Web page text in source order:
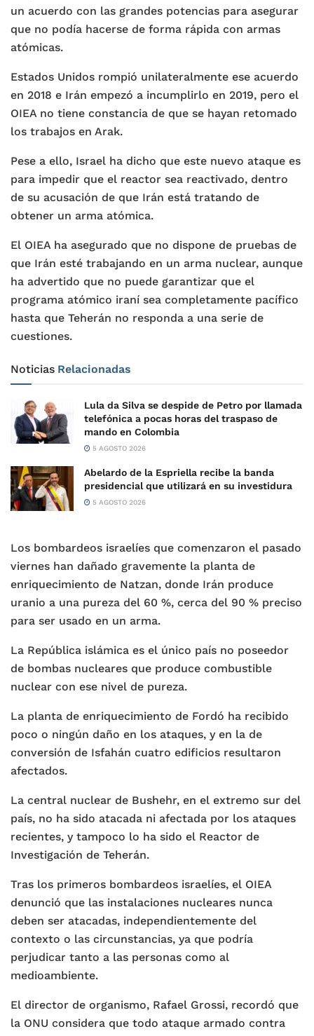
un acuerdo con las grandes potencias para asegurar
que no podía hacerse de forma rápida con armas
atómicas.
Estados Unidos rompió unilateralmente ese acuerdo
en 2018 e Irán empezó a incumplirlo en 2019, pero el
OIEA no tiene constancia de que se hayan retomado
los trabajos en Arak.
Pese a ello, Israel ha dicho que este nuevo ataque es
para impedir que el reactor sea reactivado, dentro
de su acusación de que Irán está tratando de
obtener un arma atómica.
El OIEA ha asegurado que no dispone de pruebas de
que Irán esté trabajando en un arma nuclear, aunque
ha advertido que no puede garantizar que el
programa atómico iraní sea completamente pacífico
hasta que Teherán no responda a una serie de
cuestiones.
Noticias Relacionadas
Lula da Silva se despide de Petro por llamada
telefónica a pocas horas del traspaso de
mando en Colombia
5 AGOSTO 2026
Abelardo de la Espriella recibe la banda
presidencial que utilizará en su investidura
5 AGOSTO 2026
Los bombardeos israelíes que comenzaron el pasado
viernes han dañado gravemente la planta de
enriquecimiento de Natzan, donde Irán produce
uranio a una pureza del 60 %, cerca del 90 % preciso
para ser usado en un arma.
La República islámica es el único país no poseedor
de bombas nucleares que produce combustible
nuclear con ese nivel de pureza.
La planta de enriquecimiento de Fordó ha recibido
poco o ningún daño en los ataques, y en la de
conversión de Isfahán cuatro edificios resultaron
afectados.
La central nuclear de Bushehr, en el extremo sur del
país, no ha sido atacada ni afectada por los ataques
recientes, y tampoco lo ha sido el Reactor de
Investigación de Teherán.
Tras los primeros bombardeos israelíes, el OIEA
denunció que las instalaciones nucleares nunca
deben ser atacadas, independientemente del
contexto o las circunstancias, ya que podría
perjudicar tanto a las personas como al
medioambiente.
El director de organismo, Rafael Grossi, recordó que
la ONU considera que todo ataque armado contra